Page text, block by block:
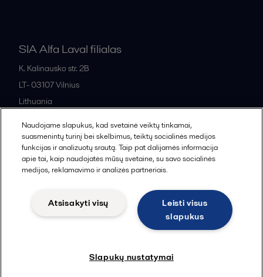
SIA Alfa Laval filialas
K. Kalinausko str. 2B
LT- 03107Vilnius
Lithuania
All offices and partners
© 2015-2026, ALFA LAVAL
Cookies policy Legal terms and conditions
Naudojame slapukus, kad svetainė veiktų tinkamai,
suasmenintų turinį bei skelbimus, teiktų socialinės medijos
funkcijas ir analizuotų srautą. Taip pat dalijamės informacija
apie tai, kaip naudojatės mūsų svetaine, su savo socialinės
medijos, reklamavimo ir analizės partneriais.
Leisti visus
slapukus
Atsisakyti visų
Slapukų nustatymai